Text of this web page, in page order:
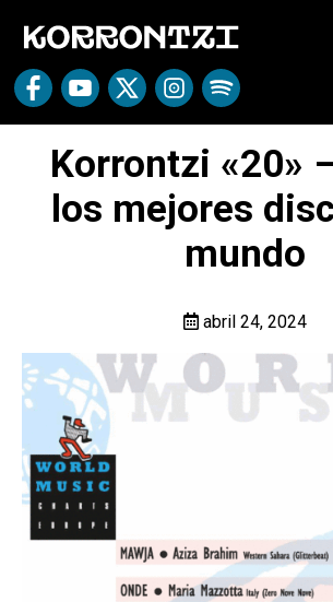
Korrontzi «20»
los mejores
mundo
abril 24, 2024